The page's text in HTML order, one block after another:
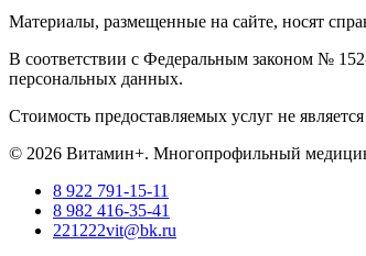
Материалы, размещенные на сайте, носят
В соответствии с Федеральным законом №
персональных данных.
Стоимость предоставляемых услуг не
© 2026 Витамин+. Многопрофильный
8 922 791-15-11
8 982 416-35-41
221222vit@bk.ru